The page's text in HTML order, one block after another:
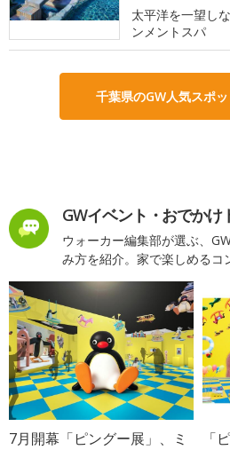
太平洋を一望し
ンメントスパ
千葉県のGW人気スポ
GWイベント・おでかけ
ウォーカー編集部が選ぶ、
み方を紹介。家で楽しめるコ
7月開幕「ピングー展」、ミ
「